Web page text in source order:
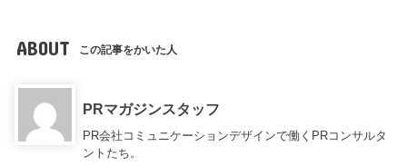
ABOUT この記事をかいた人
PRマガジンスタッフ
PR会社コミュニケーションデザインで働くPRコンサルタ
ントたち。